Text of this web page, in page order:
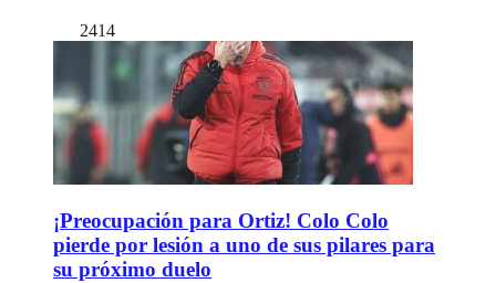
2414
¡Preocupación para Ortiz! Colo Colo
pierde por lesión a uno de sus pilares para
su próximo duelo